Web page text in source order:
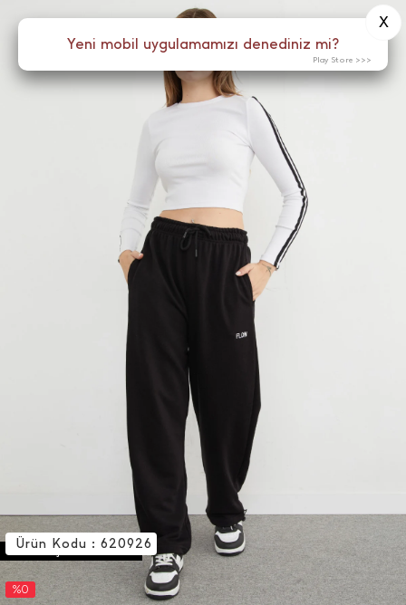
Menü
24 SAAT İÇİNDE KARGODA
%0
Ürün Kodu : 620926
Yeni mobil uygulamamızı denediniz mi?
X
Play Store >>>